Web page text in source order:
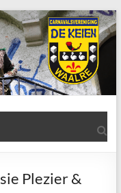
Plezier &